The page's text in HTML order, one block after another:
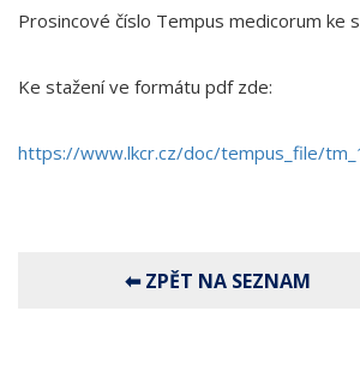
Prosincové číslo Tempus medicorum ke
Ke stažení ve formátu pdf zde:
https://www.lkcr.cz/doc/tempus_file/